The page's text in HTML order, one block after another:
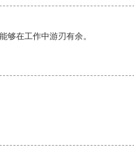
够在工作中游刃有余。